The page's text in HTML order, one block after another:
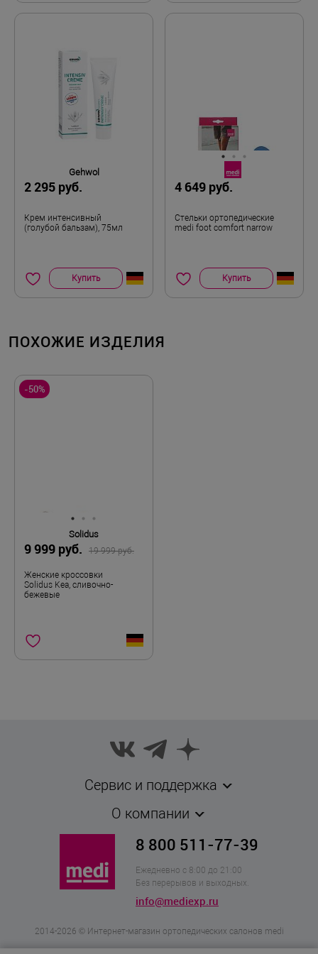
Общие впечатления:
Давно знаю и люблю этот бренд, при
проблемах со стопой только такая обувь
подходит, но дороговато, покупаю всегда со
скидками. Благодарю за акцию!
Gehwol
2 295 руб.
Крем интенсивный
(голубой бальзам), 75мл
Купить
4 649 руб.
Стельки ортопедические
medi foot comfort narrow
Купить
ПОХОЖИЕ ИЗДЕЛИЯ
-50%
Solidus
9 999 руб. 19 999 руб.
Женские кроссовки
Solidus Kea, сливочно-
бежевые
Сервис и поддержка
О компании
8 800 511-77-39
Ежедневно с 8:00 до 21:00
Без перерывов и выходных.
info@mediexp.ru
2014-2026 © Интернет-магазин ортопедических салонов medi